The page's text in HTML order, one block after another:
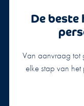
De
Van aanvraag tot
elke stap van